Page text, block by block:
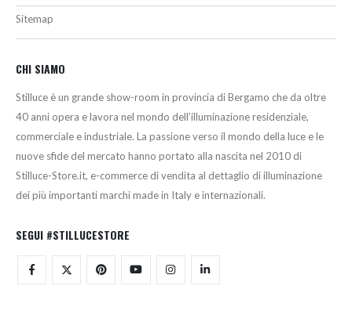
Sitemap
CHI SIAMO
Stilluce è un grande show-room in provincia di Bergamo che da oltre
40 anni opera e lavora nel mondo dell’illuminazione residenziale,
commerciale e industriale. La passione verso il mondo della luce e le
nuove sfide del mercato hanno portato alla nascita nel 2010 di
Stilluce-Store.it, e-commerce di vendita al dettaglio di illuminazione
dei più importanti marchi made in Italy e internazionali.
SEGUI #STILLUCESTORE